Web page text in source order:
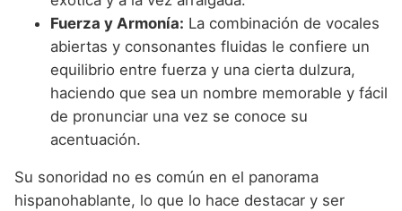
Fuerza y Armonía: La combinación de vocales
abiertas y consonantes fluidas le confiere un
equilibrio entre fuerza y una cierta dulzura,
haciendo que sea un nombre memorable y fácil
de pronunciar una vez se conoce su
acentuación.
Su sonoridad no es común en el panorama
hispanohablante, lo que lo hace destacar y ser